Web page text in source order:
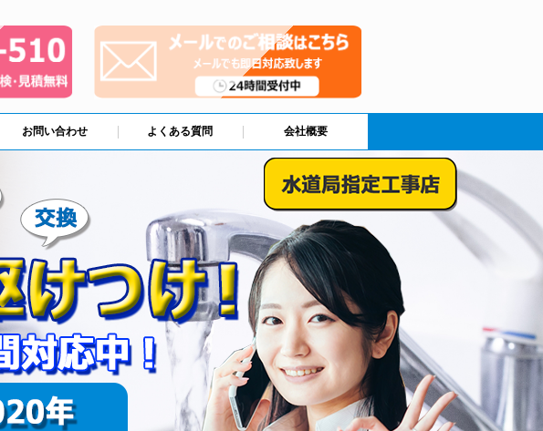
お問い合わせ よくある質問 会社概要